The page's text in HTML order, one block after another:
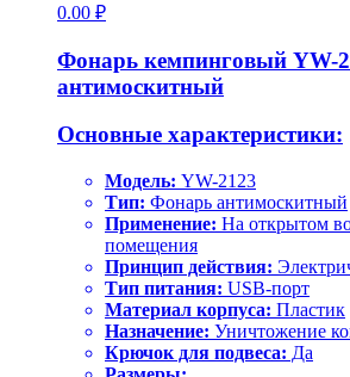
0.00 ₽
Фонарь кемпинговый YW-
антимоскитный
Основные характеристики:
Модель: YW-2123
Тип: Фонарь антимоскитный
Применение: На открытом
помещения
Принцип действия:
Тип питания: USB-порт
Материал корпуса: Пластик
Назначение: Уничтожение
Крючок для подвеса: Да